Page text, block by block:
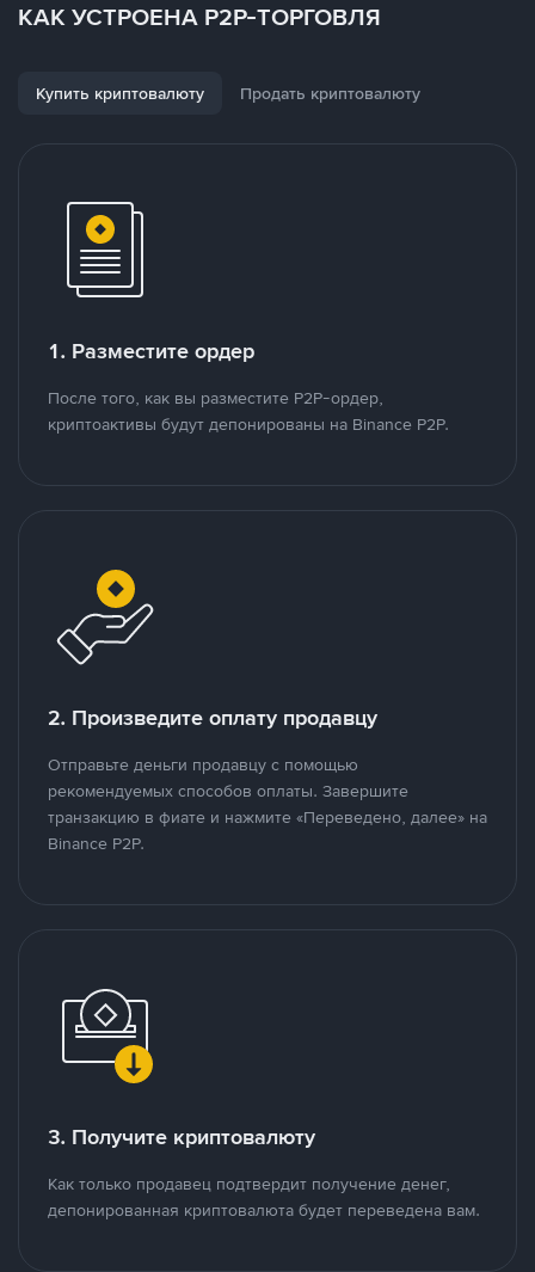
КАК УСТРОЕНА P2P-ТОРГОВЛЯ
Купить криптовалюту Продать криптовалюту
1. Разместите ордер
После того, как вы разместите P2P-ордер,
криптоактивы будут депонированы на Binance P2P.
2. Произведите оплату продавцу
Отправьте деньги продавцу с помощью
рекомендуемых способов оплаты. Завершите
транзакцию в фиате и нажмите «Переведено, далее» на
Binance P2P.
3. Получите криптовалюту
Как только продавец подтвердит получение денег,
депонированная криптовалюта будет переведена вам.